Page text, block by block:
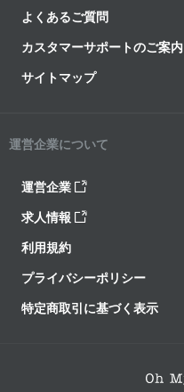
よくあるご質問
カスタマーサポートのご案内
サイトマップ
運営企業について
運営企業
求人情報
利用規約
プライバシーポリシー
特定商取引に基づく表示